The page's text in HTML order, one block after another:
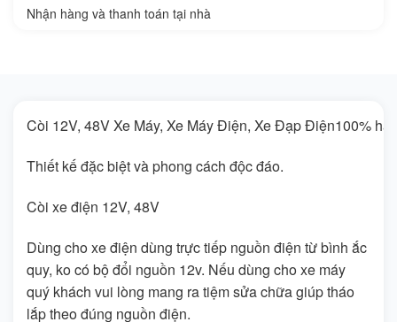
Nhận hàng và thanh toán tại nhà
Còi 12V, 48V Xe Máy, Xe Máy Điện, Xe Đạp Điện100%
Thiết kế đặc biệt và phong cách độc đáo.
Còi xe điện 12V, 48V
Dùng cho xe điện dùng trực tiếp nguồn điện từ bình ắc
quy, ko có bộ đổi nguồn 12v. Nếu dùng cho xe máy
quý khách vui lòng mang ra tiệm sửa chữa giúp tháo
lắp theo đúng nguồn điện.